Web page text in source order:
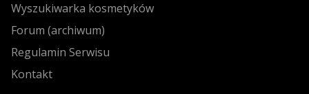
Wyszukiwarka kosmetyków
Forum (archiwum)
Regulamin Serwisu
Kontakt